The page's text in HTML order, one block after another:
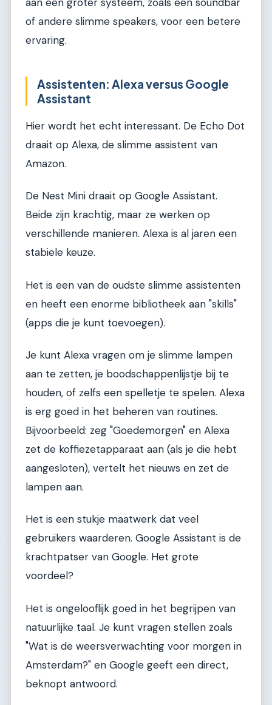
of andere slimme speakers, voor een betere
ervaring.
Assistenten: Alexa versus Google
Assistant
Hier wordt het echt interessant. De Echo Dot
draait op Alexa, de slimme assistent van
Amazon.
De Nest Mini draait op Google Assistant.
Beide zijn krachtig, maar ze werken op
verschillende manieren. Alexa is al jaren een
stabiele keuze.
Het is een van de oudste slimme assistenten
en heeft een enorme bibliotheek aan "skills"
(apps die je kunt toevoegen).
Je kunt Alexa vragen om je slimme lampen
aan te zetten, je boodschappenlijstje bij te
houden, of zelfs een spelletje te spelen. Alexa
is erg goed in het beheren van routines.
Bijvoorbeeld: zeg "Goedemorgen" en Alexa
zet de koffiezetapparaat aan (als je die hebt
aangesloten), vertelt het nieuws en zet de
lampen aan.
Het is een stukje maatwerk dat veel
gebruikers waarderen. Google Assistant is de
krachtpatser van Google. Het grote
voordeel?
Het is ongelooflijk goed in het begrijpen van
natuurlijke taal. Je kunt vragen stellen zoals
"Wat is de weersverwachting voor morgen in
Amsterdam?" en Google geeft een direct,
beknopt antwoord.